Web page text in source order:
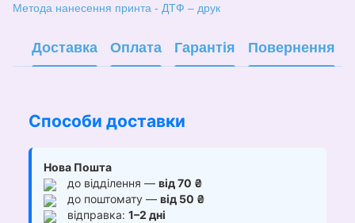
Метода нанесення принта - ДТФ – друк
Доставка Оплата Гарантія Повернення
Способи доставки
Нова Пошта
до відділення — від 70 ₴
до поштомату — від 50 ₴
відправка: 1–2 дні